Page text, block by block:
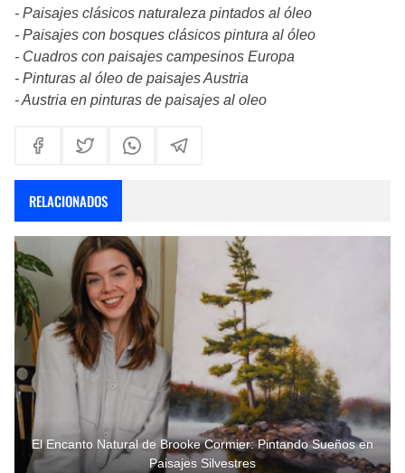
- Paisajes clásicos naturaleza pintados al óleo
- Paisajes con bosques clásicos pintura al óleo
- Cuadros con paisajes campesinos Europa
- Pinturas al óleo de paisajes Austria
- Austria en pinturas de paisajes al oleo
RELACIONADOS
El Encanto Natural de Brooke Cormier: Pintando Sueños en
Paisajes Silvestres